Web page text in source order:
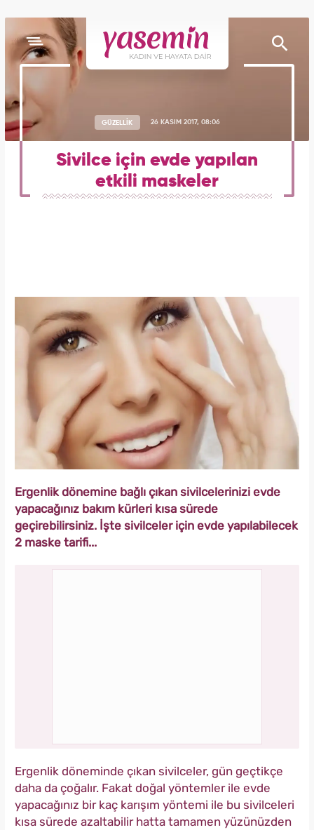
GÜZELLİK 26 KASIM 2017, 08:06
Sivilce için evde yapılan
etkili maskeler
Ergenlik dönemine bağlı çıkan sivilcelerinizi evde
yapacağınız bakım kürleri kısa sürede
geçirebilirsiniz. İşte sivilceler için evde yapılabilecek
2 maske tarifi...
Ergenlik döneminde çıkan sivilceler, gün geçtikçe
daha da çoğalır. Fakat doğal yöntemler ile evde
yapacağınız bir kaç karışım yöntemi ile bu sivilceleri
kısa sürede azaltabilir hatta tamamen yüzünüzden